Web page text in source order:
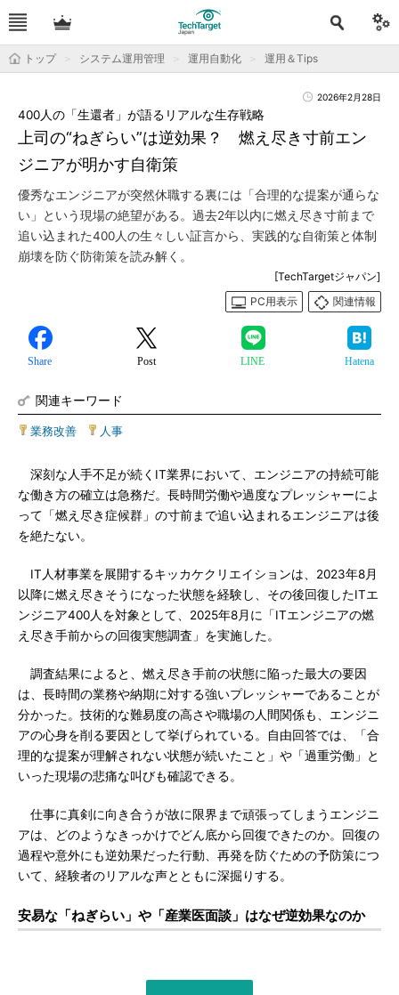
トップ システム運用管理 運用自動化 運用＆Tips
2026年2月28日
上司の“ねぎらい”は逆効果？ 燃え尽き寸前エン
ジニアが明かす自衛策
400人の「生還者」が語るリアルな生存戦略
優秀なエンジニアが突然休職する裏には「合理的な提案が通らな
い」という現場の絶望がある。過去2年以内に燃え尽き寸前まで
追い込まれた400人の生々しい証言から、実践的な自衛策と体制
崩壊を防ぐ防衛策を読み解く。
[TechTargetジャパン]
PC用表示
関連情報
Share Post LINE Hatena
関連キーワード
業務改善 人事
深刻な人手不足が続くIT業界において、エンジニアの持続可能
な働き方の確立は急務だ。長時間労働や過度なプレッシャーによ
って「燃え尽き症候群」の寸前まで追い込まれるエンジニアは後
を絶たない。
IT人材事業を展開するキッカケクリエイションは、2023年8月
以降に燃え尽きそうになった状態を経験し、その後回復したITエ
ンジニア400人を対象として、2025年8月に「ITエンジニアの燃
え尽き手前からの回復実態調査」を実施した。
調査結果によると、燃え尽き手前の状態に陥った最大の要因
は、長時間の業務や納期に対する強いプレッシャーであることが
分かった。技術的な難易度の高さや職場の人間関係も、エンジニ
アの心身を削る要因として挙げられている。自由回答では、「合
理的な提案が理解されない状態が続いたこと」や「過重労働」と
いった現場の悲痛な叫びも確認できる。
仕事に真剣に向き合うが故に限界まで頑張ってしまうエンジニ
アは、どのようなきっかけでどん底から回復できたのか。回復の
過程や意外にも逆効果だった行動、再発を防ぐための予防策につ
いて、経験者のリアルな声とともに深掘りする。
安易な「ねぎらい」や「産業医面談」はなぜ逆効果なのか